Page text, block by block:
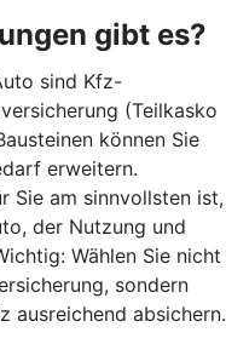
gibt es?
sind Kfz-
(Teilkasko
können Sie
erweitern.
Sie am sinnvollsten ist,
der Nutzung und
Wählen Sie nicht
sondern
ausreichend absichern.